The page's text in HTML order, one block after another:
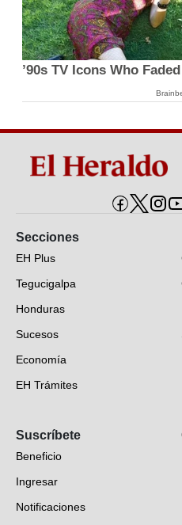
’90s TV Icons Who
Secciones
EH Plus
Tegucigalpa
Honduras
Sucesos
Economía
EH Trámites
EH Verifica
Fotogalerías
Deportes
Videos
Suscríbete
Beneficio
Ingresar
Notificaciones